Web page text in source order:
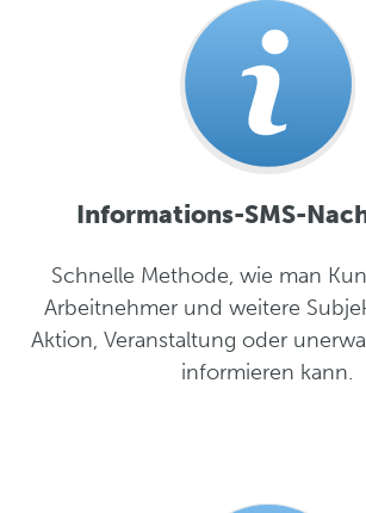
Informations-SMS-
Schnelle Methode, wie man
Arbeitnehmer und weitere
Aktion, Veranstaltung oder
informieren kann.